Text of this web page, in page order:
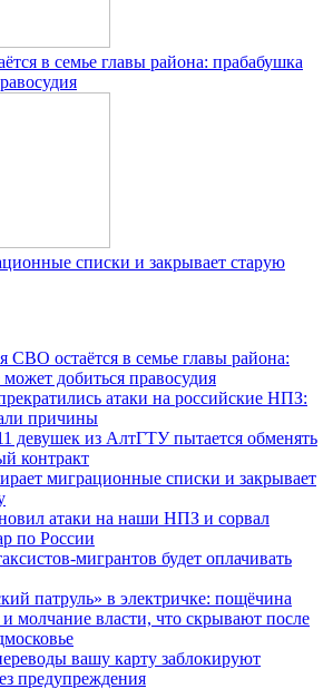
в семье главы района: прабабушка
списки и закрывает старую
СВО остаётся в семье главы района:
добиться правосудия
атаки на российские НПЗ:
причины
девушек из АлтГТУ пытается обменять
контракт
миграционные списки и закрывает
атаки на наши НПЗ и сорвал
по России
мигрантов будет оплачивать
патруль» в электричке: пощёчина
молчание власти, что скрывают после
вашу карту заблокируют
предупреждения